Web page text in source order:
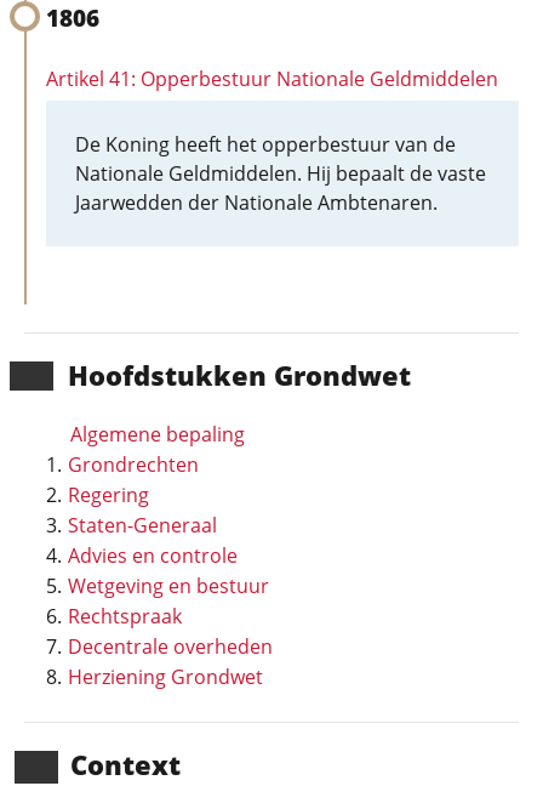
Hoofd­stukken Grondwet
Algemene bepaling
Grondrechten
Regering
Staten-Generaal
Advies en controle
Wetgeving en bestuur
Rechtspraak
Decentrale overheden
Herziening Grondwet
Context
1806
Artikel 41: Opperbestuur Nationale Geldmiddelen
De Koning heeft het opperbestuur van de
Nationale Geldmiddelen. Hij bepaalt de vaste
Jaarwedden der Nationale Ambtenaren.